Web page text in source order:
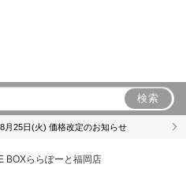
検索
月25日(火) 価格改定のお知らせ
BOXららぽーと福岡店